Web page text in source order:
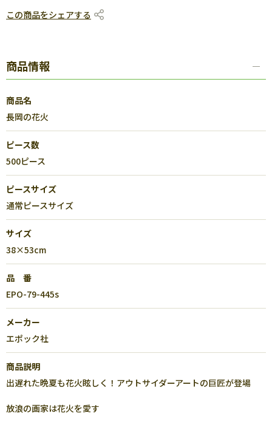
この商品をシェアする
商品情報
商品名
長岡の花火
ピース数
500ピース
ピースサイズ
通常ピースサイズ
サイズ
38×53cm
品 番
EPO-79-445s
メーカー
エポック社
商品説明
出遅れた晩夏も花火眩しく！アウトサイダーアートの巨匠が登場
放浪の画家は花火を愛す